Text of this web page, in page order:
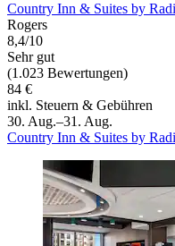
Country Inn & Suites by
Rogers
8,4/10
Sehr gut
(1.023 Bewertungen)
84 €
inkl. Steuern & Gebühren
30. Aug.–31. Aug.
Country Inn & Suites by